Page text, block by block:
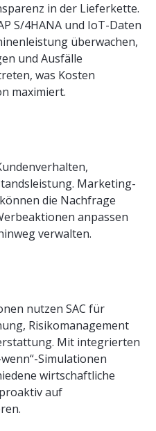
in der Lieferkette.
S/4HANA und IoT-Daten
überwachen,
und Ausfälle
was Kosten
maximiert.
Marketing-
die Nachfrage
anpassen
verwalten.
nutzen SAC für
Risikomanagement
Mit integrierten
Simulationen
wirtschaftliche
auf